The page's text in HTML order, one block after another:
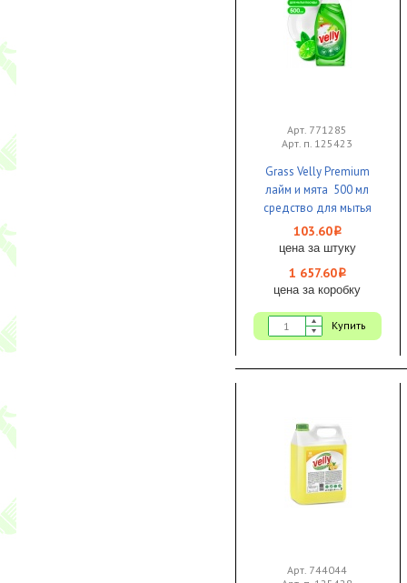
Арт. 771285
Арт. п. 125423
Grass Velly Premium
лайм и мята 500 мл
средство для мытья
посуды 1/8 ЧЗ
103.60i
цена за штуку
1 657.60i
цена за коробку
Купить
Арт. 744044